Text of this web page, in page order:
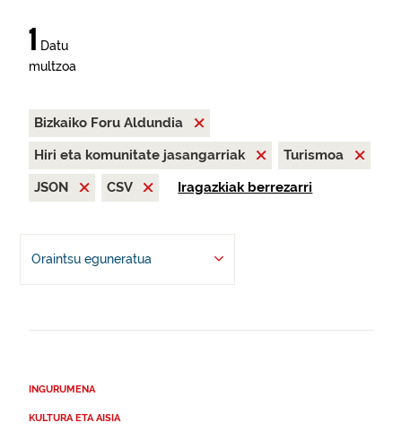
1 Datu
multzoa
Bizkaiko Foru Aldundia
Hiri eta komunitate jasangarriak
Turismoa
JSON
CSV Iragazkiak berrezarri
Oraintsu eguneratua
INGURUMENA
KULTURA ETA AISIA